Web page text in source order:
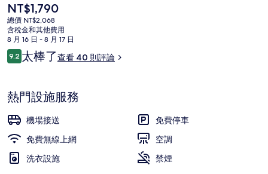
目
前
的
價
格
是
NT$1,790
總價 NT$2,068
含稅金和其他費用
8 月 16 日 - 8 月 17 日
評
論
9.29.2 分，滿分 10 分，
太棒了查看 40 則評論
熱門設施服務
機場接送
免費停車
免費無線上網
空調
洗衣設施
禁煙